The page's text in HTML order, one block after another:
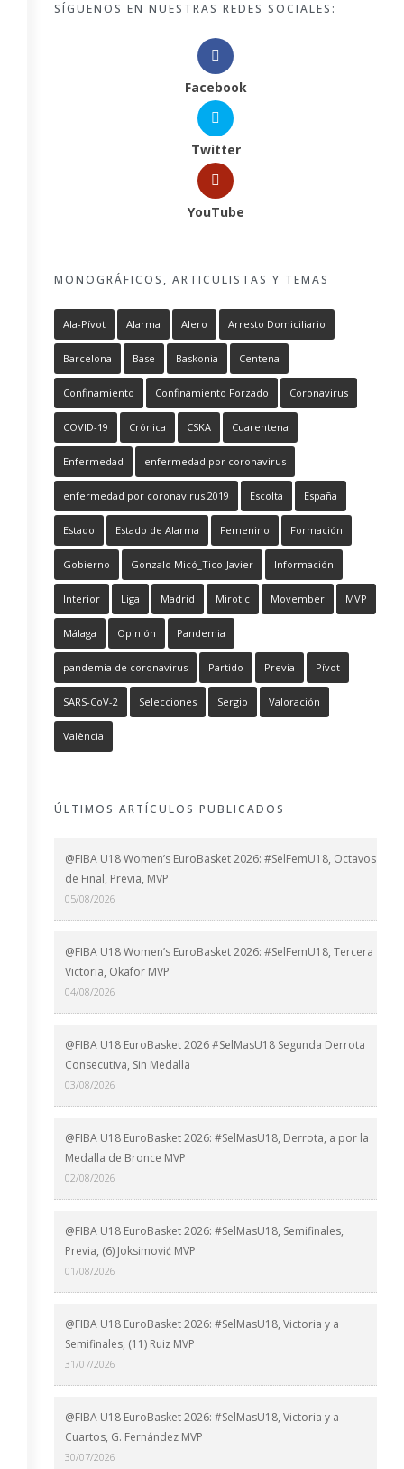
SÍGUENOS EN NUESTRAS REDES SOCIALES:
Facebook
Twitter
YouTube
MONOGRÁFICOS, ARTICULISTAS Y TEMAS
Ala-Pívot Alarma Alero Arresto Domiciliario
Barcelona Base Baskonia Centena
Confinamiento Confinamiento Forzado Coronavirus
COVID-19 Crónica CSKA Cuarentena
Enfermedad enfermedad por coronavirus
enfermedad por coronavirus 2019 Escolta España
Estado Estado de Alarma Femenino Formación
Gobierno Gonzalo Micó_Tico-Javier Información
Interior Liga Madrid Mirotic Movember MVP
Málaga Opinión Pandemia
pandemia de coronavirus Partido Previa Pívot
SARS-CoV-2 Selecciones Sergio Valoración
València
ÚLTIMOS ARTÍCULOS PUBLICADOS
@FIBA U18 Women’s EuroBasket 2026: #SelFemU18, Octavos
de Final, Previa, MVP
05/08/2026
@FIBA U18 Women’s EuroBasket 2026: #SelFemU18, Tercera
Victoria, Okafor MVP
04/08/2026
@FIBA U18 EuroBasket 2026 #SelMasU18 Segunda Derrota
Consecutiva, Sin Medalla
03/08/2026
@FIBA U18 EuroBasket 2026: #SelMasU18, Derrota, a por la
Medalla de Bronce MVP
02/08/2026
@FIBA U18 EuroBasket 2026: #SelMasU18, Semifinales,
Previa, (6) Joksimović MVP
01/08/2026
@FIBA U18 EuroBasket 2026: #SelMasU18, Victoria y a
Semifinales, (11) Ruiz MVP
31/07/2026
@FIBA U18 EuroBasket 2026: #SelMasU18, Victoria y a
Cuartos, G. Fernández MVP
30/07/2026